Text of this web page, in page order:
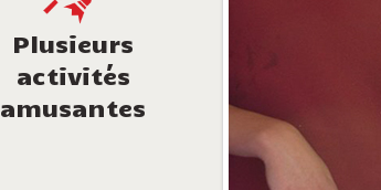
Plusieurs
activités
amusantes